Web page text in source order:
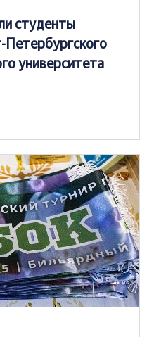
студенты
Петербургского
университета